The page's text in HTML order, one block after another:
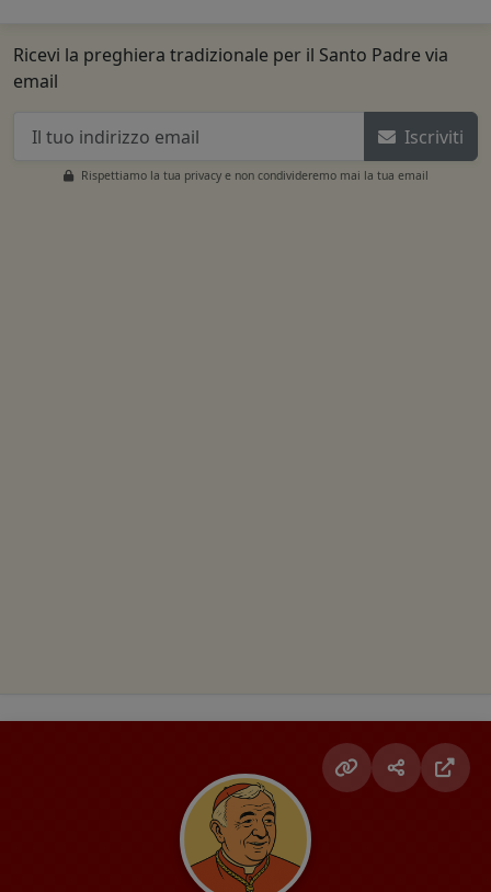
Ricevi la preghiera tradizionale per il Santo Padre via
email
Iscriviti
Rispettiamo la tua privacy e non condivideremo mai la tua email